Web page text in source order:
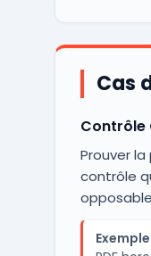
Cas
Contrôle
Prouver
contrôle
Exemple